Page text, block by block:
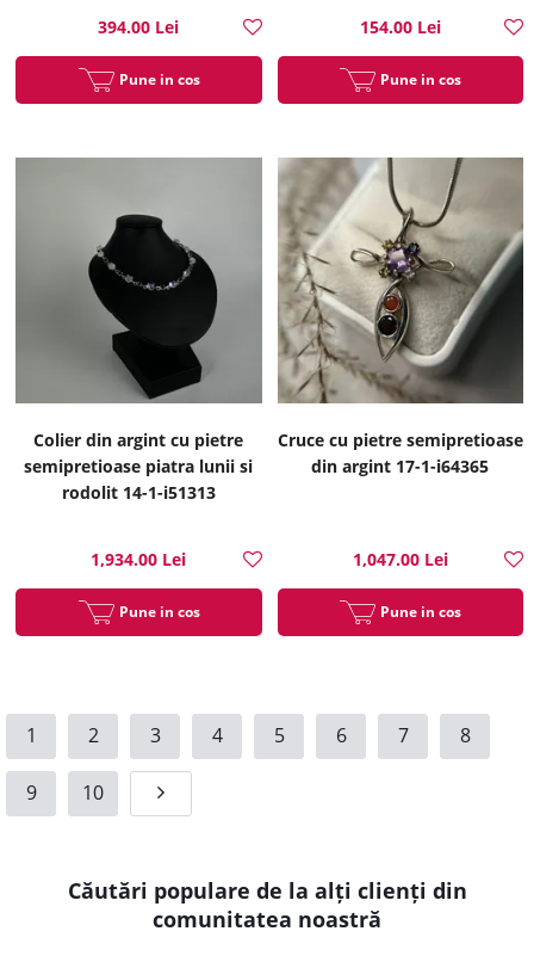
394.00 Lei
Pune in cos
154.00 Lei
Pune in cos
Colier din argint cu pietre
semipretioase piatra lunii si
rodolit 14-1-i51313
1,934.00 Lei
Pune in cos
Cruce cu pietre semipretioase
din argint 17-1-i64365
1,047.00 Lei
Pune in cos
1 2 3 4 5 6 7 8
9 10
Căutări populare de la alți clienți din
comunitatea noastră